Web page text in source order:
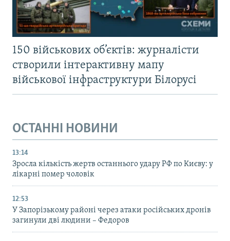
150 військових об’єктів: журналісти
створили інтерактивну мапу
військової інфраструктури Білорусі
ОСТАННІ НОВИНИ
13:14
Зросла кількість жертв останнього удару РФ по Києву: у
лікарні помер чоловік
12:53
У Запорізькому районі через атаки російських дронів
загинули дві людини – Федоров